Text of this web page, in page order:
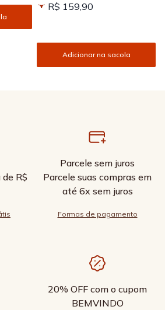
R$ 159,90
Adicionar na sacola
R$
Parcele sem juros
Parcele suas compras em
até 6x sem juros
Formas de pagamento
20% OFF com o cupom
BEMVINDO